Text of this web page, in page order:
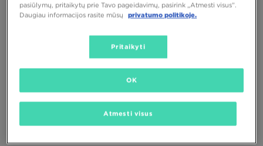
PUIKUS PASIŪLYMAS
NIKE FIELD GENERAL LTR
46,00 €
pasiūlymų, pritaikytų prie Tavo pageidavimų, pasirink „Atmesti visus”.
Daugiau informacijos rasite mūsų
privatumo politikoje.
Pritaikyti
Atmesti visus
OK